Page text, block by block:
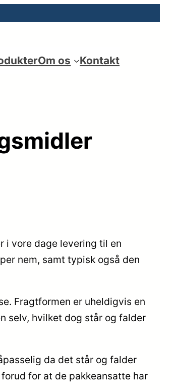
Om os Kontakt
i vore dage levering til en
nem, samt typisk også den
Fragtformen er uheldigvis en
selv, hvilket dog står og falder
da det står og falder
for at de pakkeansatte har